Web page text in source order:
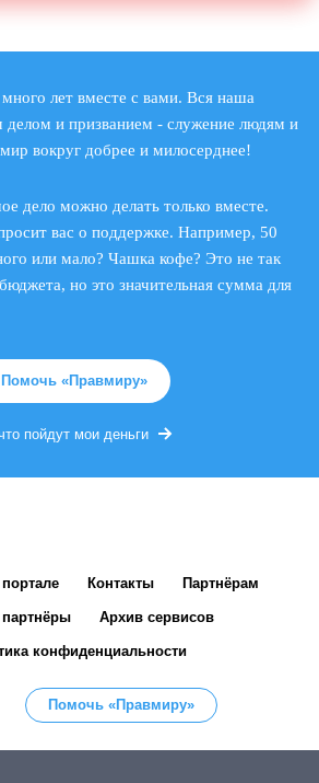
лет вместе с вами. Вся наша
и призванием - служение людям и
вокруг добрее и милосерднее!
дело можно делать только вместе.
вас о поддержке. Например, 50
или мало? Чашка кофе? Это не так
но это значительная сумма для
Помочь «Правмиру»
пойдут мои деньги
Контакты Партнёрам
Архив сервисов
конфиденциальности
Помочь «Правмиру»